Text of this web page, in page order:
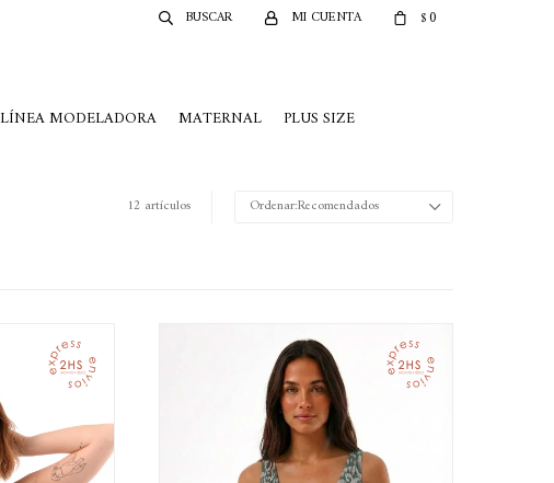
LÍNEA MODELADORA MATERNAL PLUS SIZE
$0
12 artículos Recomendados